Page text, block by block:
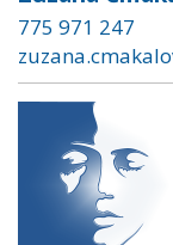
775 971 247